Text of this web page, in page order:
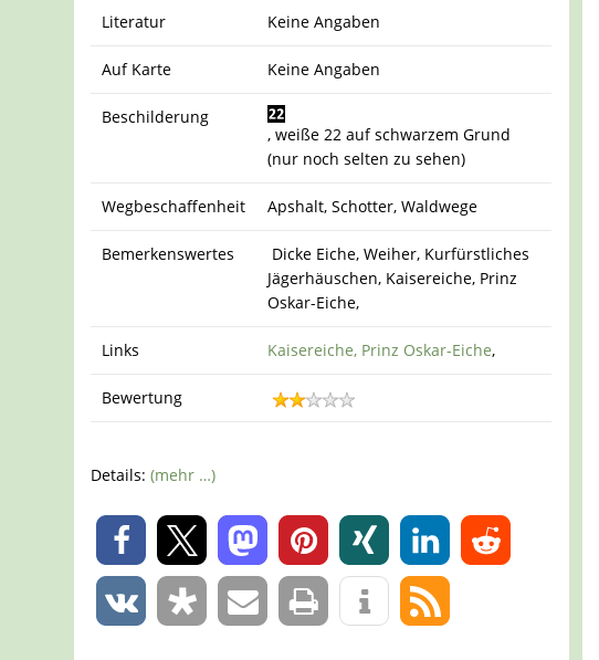
Literatur Keine Angaben
Auf Karte Keine Angaben
Beschilderung
, weiße 22 auf schwarzem Grund
(nur noch selten zu sehen)
Wegbeschaffenheit Apshalt, Schotter, Waldwege
Bemerkenswertes
Dicke Eiche, Weiher, Kurfürstliches
Jägerhäuschen, Kaisereiche, Prinz
Oskar-Eiche,
Links Kaisereiche, Prinz Oskar-Eiche,
Bewertung
Details:(mehr …)
0
0